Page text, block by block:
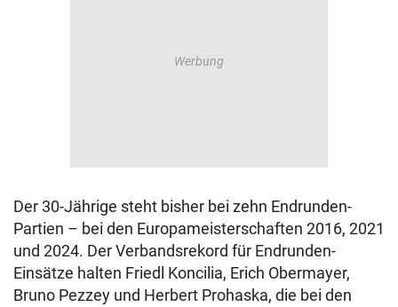
Der 30-Jährige steht bisher bei zehn Endrunden-
Partien – bei den Europameisterschaften 2016, 2021
und 2024. Der Verbandsrekord für Endrunden-
Einsätze halten Friedl Koncilia, Erich Obermayer,
Bruno Pezzey und Herbert Prohaska, die bei den